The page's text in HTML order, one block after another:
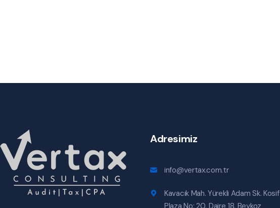
Adresimiz
info@vertax.com.tr
Kavacık Mah. Yürekli Adam Sk. Kosif